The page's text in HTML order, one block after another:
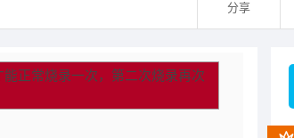
分享
能正常烧录一次，第二次烧录再次